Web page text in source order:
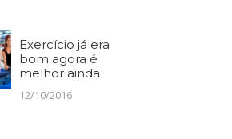
Exercício já era
bom agora é
melhor ainda
12/10/2016